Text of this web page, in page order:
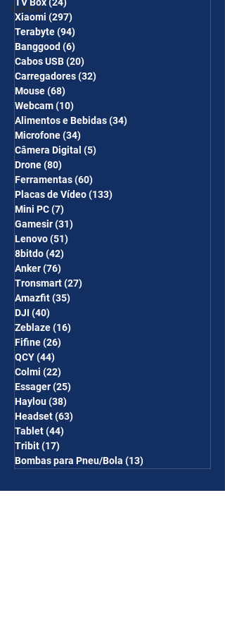
Gimbal
Xiaomi (297)
Terabyte(94)
Banggood (6)
Cabos USB(20)
Carregadores(32)
Mouse(68)
Webcam(10)
Alimentos e Bebidas(34)
Microfone(34)
Câmera Digital (5)
Drone(80)
Ferramentas(60)
Placas de Vídeo(133)
Mini PC(7)
Gamesir(31)
Lenovo(51)
8bitdo(42)
Anker(76)
Tronsmart(27)
Amazfit(35)
DJI (40)
Zeblaze(16)
Fifine(26)
QCY(44)
Colmi (22)
Essager(25)
Haylou(38)
Headset(63)
Tablet(44)
Tribit(17)
Bombas para Pneu/Bola (13)